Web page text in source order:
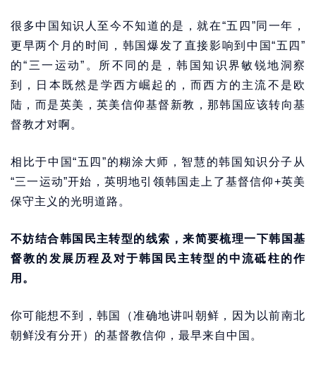
很多中国知识人至今不知道的是，就在“五四”同一年，
更早两个月的时间，韩国爆发了直接影响到中国“五四”
的“三一运动”。所不同的是，韩国知识界敏锐地洞察
到，日本既然是学西方崛起的，而西方的主流不是欧
陆，而是英美，英美信仰基督新教，那韩国应该转向基
督教才对啊。
相比于中国“五四”的糊涂大师，智慧的韩国知识分子从
“三一运动”开始，英明地引领韩国走上了基督信仰+英美
保守主义的光明道路。
不妨结合韩国民主转型的线索，来简要梳理一下韩国基
督教的发展历程及对于韩国民主转型的中流砥柱的作
用。
你可能想不到，韩国（准确地讲叫朝鲜，因为以前南北
朝鲜没有分开）的基督教信仰，最早来自中国。